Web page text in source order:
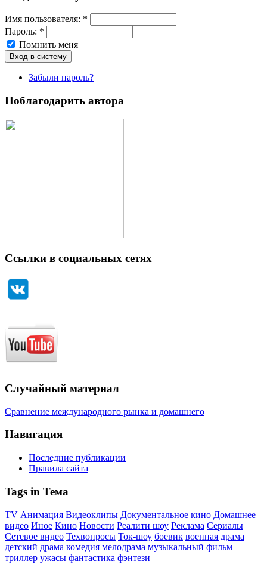
Имя пoльзовaтeля: *
Пароль: *
Помнить меня
Забыли пароль?
Поблагодарить автора
Ссылки в социальных сетях
Случайный материал
Сравнение международного рынка и домашнего
Навигация
Последние публикации
Правила сайта
Tags in Тема
TV Анимация Видеоклипы Документальное кино Домашнее
видео Иное Кино Новости Реалити шоу Реклама Сериалы
Сетевое видео Техвопросы Ток-шоу боевик военная драма
детский драма комедия мелодрама музыкальный фильм
триллер ужасы фантастика фэнтези